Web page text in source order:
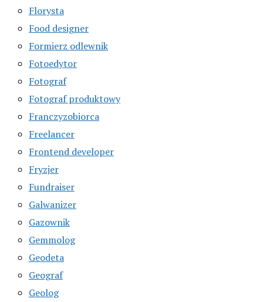
Florysta
Food designer
Formierz odlewnik
Fotoedytor
Fotograf
Fotograf produktowy
Franczyzobiorca
Freelancer
Frontend developer
Fryzjer
Fundraiser
Galwanizer
Gazownik
Gemmolog
Geodeta
Geograf
Geolog